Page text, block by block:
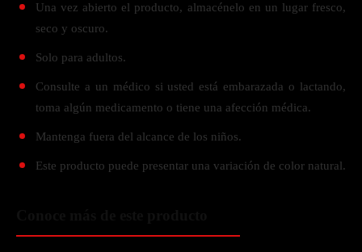
Una vez abierto el producto, almacénelo en un lugar fresco,
seco y oscuro.
Solo para adultos.
Consulte a un médico si usted está embarazada o lactando,
toma algún medicamento o tiene una afección médica.
Mantenga fuera del alcance de los niños.
Este producto puede presentar una variación de color natural.